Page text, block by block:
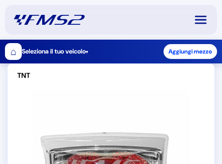
⌂ Seleziona il tuo veicolo▾ Aggiungi mezzo
TNT